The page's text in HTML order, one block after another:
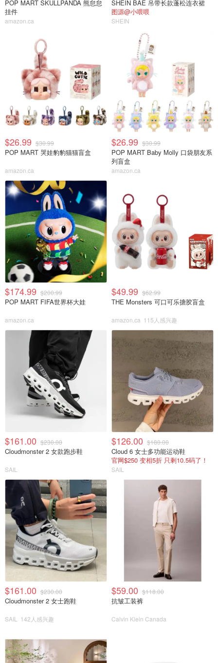
POP MART SKULLPANDA 熊怠怠
挂件
amazon.ca
SHEIN BAE 吊带长款蓬松连衣裙
图源@小喂喂
SHEIN
$26.99 $30.99
POP MART 哭娃豹豹猫猫盲盒
amazon.ca
$26.99 $30.99
POP MART Baby Molly 口袋朋友系
列盲盒
amazon.ca
$174.99 $200.99
POP MART FIFA世界杯大娃
amazon.ca
$49.99 $62.99
THE Monsters 可口可乐搪胶盲盒
amazon.ca 115人感兴趣
$161.00 $230.00
Cloudmonster 2 女款跑步鞋
SAIL
$126.00 $180.00
Cloud 6 女士多功能运动鞋
官网$250 变相5折 只剩10.5码了！
SAIL
$161.00 $230.00
Cloudmonster 2 女士跑鞋
SAIL 142人感兴趣
$59.00 $118.00
抗皱工装裤
Calvin Klein Canada